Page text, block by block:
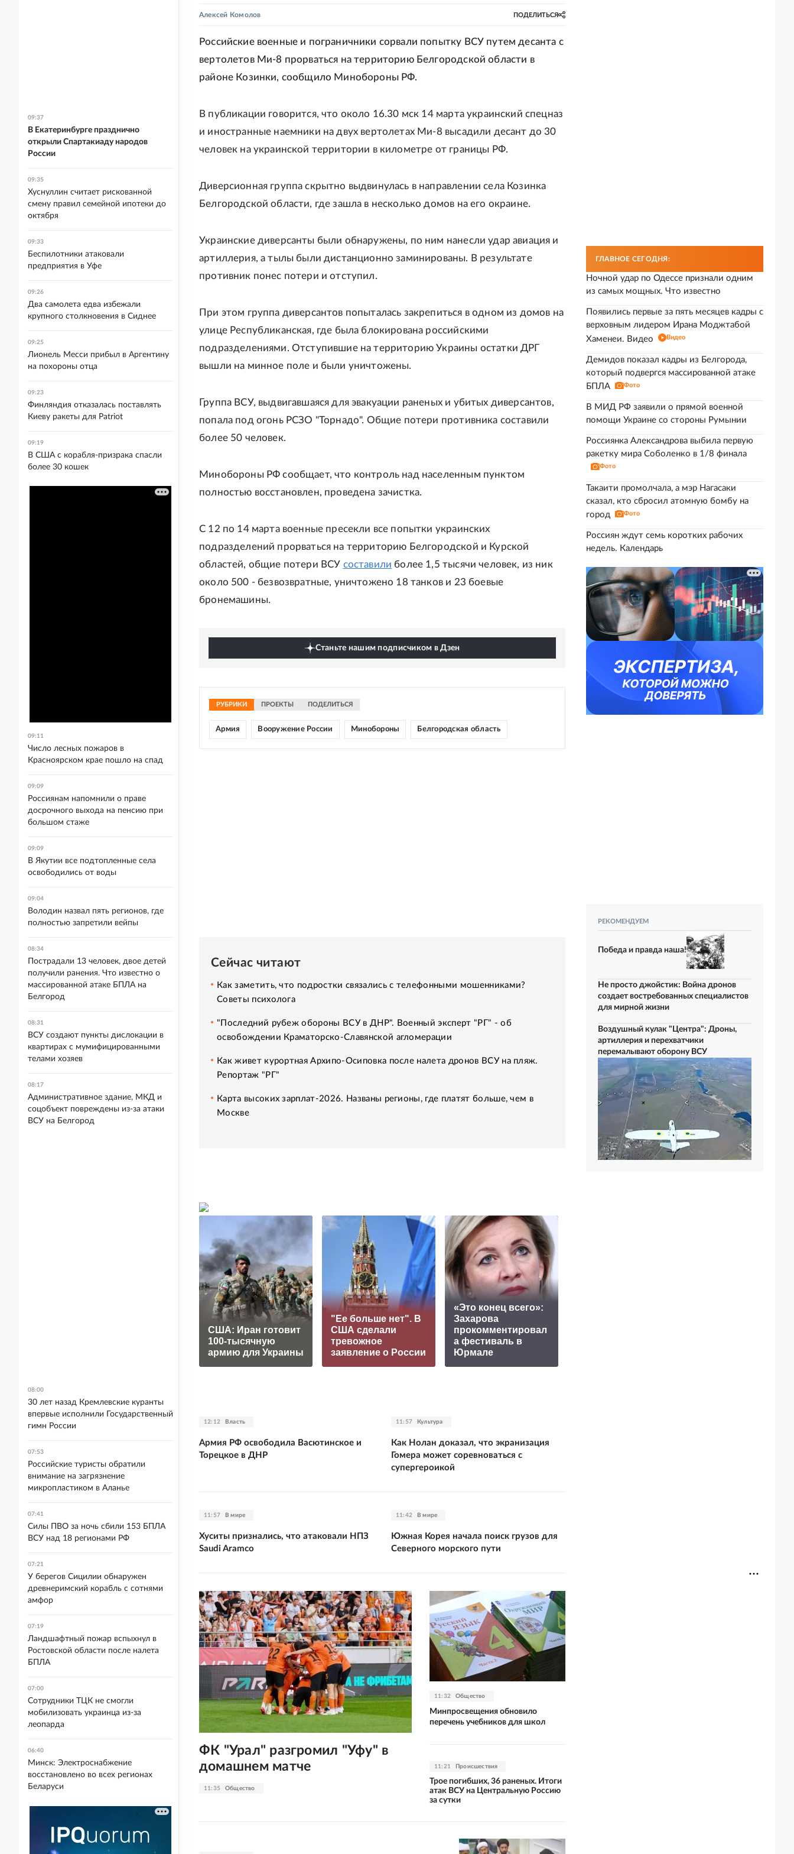
Алексей Комолов ПОДЕЛИТЬСЯ
Российские военные и пограничники сорвали попытку ВСУ путем десанта с
вертолетов Ми-8 прорваться на территорию Белгородской области в
районе Козинки, сообщило Минобороны РФ.
В публикации говорится, что около 16.30 мск 14 марта украинский спецназ
и иностранные наемники на двух вертолетах Ми-8 высадили десант до 30
человек на украинской территории в километре от границы РФ.
Диверсионная группа скрытно выдвинулась в направлении села Козинка
Белгородской области, где зашла в несколько домов на его окраине.
Украинские диверсанты были обнаружены, по ним нанесли удар авиация и
артиллерия, а тылы были дистанционно заминированы. В результате
противник понес потери и отступил.
При этом группа диверсантов попыталась закрепиться в одном из домов на
улице Республиканская, где была блокирована российскими
подразделениями. Отступившие на территорию Украины остатки ДРГ
вышли на минное поле и были уничтожены.
Группа ВСУ, выдвигавшаяся для эвакуации раненых и убитых диверсантов,
попала под огонь РСЗО "Торнадо". Общие потери противника составили
более 50 человек.
Минобороны РФ сообщает, что контроль над населенным пунктом
полностью восстановлен, проведена зачистка.
С 12 по 14 марта военные пресекли все попытки украинских
подразделений прорваться на территорию Белгородской и Курской
областей, общие потери ВСУ составили более 1,5 тысячи человек, из ник
около 500 - безвозвратные, уничтожено 18 танков и 23 боевые
бронемашины.
Станьте нашим подписчиком в Дзен
РУБРИКИ ПРОЕКТЫ ПОДЕЛИТЬСЯ
Армия Вооружение России Минобороны Белгородская область
Сейчас читают
Как заметить, что подростки связались с телефонными мошенниками?
Советы психолога
"Последний рубеж обороны ВСУ в ДНР". Военный эксперт "РГ" - об
освобождении Краматорско-Славянской агломерации
Как живет курортная Архипо-Осиповка после налета дронов ВСУ на пляж.
Репортаж "РГ"
Карта высоких зарплат-2026. Названы регионы, где платят больше, чем в
Москве
США: Иран готовит
100-тысячную
армию для Украины
"Ее больше нет". В
США сделали
тревожное
заявление о России
«Это конец всего»:
Захарова
прокомментировал
а фестиваль в
Юрмале
12:12 Власть
Армия РФ освободила Васютинское и
Торецкое в ДНР
11:57 Культура
Как Нолан доказал, что экранизация
Гомера может соревноваться с
супергероикой
11:57 В мире
Хуситы признались, что атаковали НПЗ
Saudi Aramco
11:42 В мире
Южная Корея начала поиск грузов для
Северного морского пути
11:35 Общество
ФК "Урал" разгромил "Уфу" в
домашнем матче
11:32 Общество
Минпросвещения обновило
перечень учебников для школ
11:21 Происшествия
Трое погибших, 36 раненых. Итоги
атак ВСУ на Центральную Россию
за сутки
ГЛАВНОЕ СЕГОДНЯ:
Ночной удар по Одессе признали одним
из самых мощных. Что известно
Появились первые за пять месяцев кадры с
верховным лидером Ирана Моджтабой
Хаменеи. Видео
Видео
Демидов показал кадры из Белгорода,
который подвергся массированной атаке
БПЛА
Фото
В МИД РФ заявили о прямой военной
помощи Украине со стороны Румынии
Россиянка Александрова выбила первую
ракетку мира Соболенко в 1/8 финала
Фото
Такаити промолчала, а мэр Нагасаки
сказал, кто сбросил атомную бомбу на
город
Фото
Россиян ждут семь коротких рабочих
недель. Календарь
РЕКОМЕНДУЕМ
Победа и правда наша!
Не просто джойстик: Война дронов
создает востребованных специалистов
для мирной жизни
Воздушный кулак "Центра": Дроны,
артиллерия и перехватчики
перемалывают оборону ВСУ
09:37
В Екатеринбурге празднично
открыли Спартакиаду народов
России
09:35
Хуснуллин считает рискованной
смену правил семейной ипотеки до
октября
09:33
Беспилотники атаковали
предприятия в Уфе
09:26
Два самолета едва избежали
крупного столкновения в Сиднее
09:25
Лионель Месси прибыл в Аргентину
на похороны отца
09:23
Финляндия отказалась поставлять
Киеву ракеты для Patriot
09:19
В США с корабля-призрака спасли
более 30 кошек
09:11
Число лесных пожаров в
Красноярском крае пошло на спад
09:09
Россиянам напомнили о праве
досрочного выхода на пенсию при
большом стаже
09:09
В Якутии все подтопленные села
освободились от воды
09:04
Володин назвал пять регионов, где
полностью запретили вейпы
08:34
Пострадали 13 человек, двое детей
получили ранения. Что известно о
массированной атаке БПЛА на
Белгород
08:31
ВСУ создают пункты дислокации в
квартирах с мумифицированными
телами хозяев
08:17
Административное здание, МКД и
соцобъект повреждены из-за атаки
ВСУ на Белгород
08:00
30 лет назад Кремлевские куранты
впервые исполнили Государственный
гимн России
07:53
Российские туристы обратили
внимание на загрязнение
микропластиком в Аланье
07:41
Силы ПВО за ночь сбили 153 БПЛА
ВСУ над 18 регионами РФ
07:21
У берегов Сицилии обнаружен
древнеримский корабль с сотнями
амфор
07:19
Ландшафтный пожар вспыхнул в
Ростовской области после налета
БПЛА
07:00
Сотрудники ТЦК не смогли
мобилизовать украинца из-за
леопарда
06:40
Минск: Электроснабжение
восстановлено во всех регионах
Беларуси